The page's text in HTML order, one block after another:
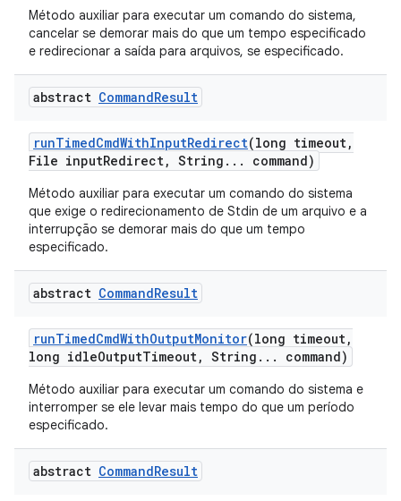
Método auxiliar para executar um comando do sistema,
cancelar se demorar mais do que um tempo especificado
e redirecionar a saída para arquivos, se especificado.
abstract CommandResult
runTimedCmdWithInputRedirect(long timeout,
File inputRedirect, String . . . command)
Método auxiliar para executar um comando do sistema
que exige o redirecionamento de Stdin de um arquivo e a
interrupção se demorar mais do que um tempo
especificado.
abstract CommandResult
runTimedCmdWithOutputMonitor(long timeout,
long idleOutputTimeout, String . . . command)
Método auxiliar para executar um comando do sistema e
interromper se ele levar mais tempo do que um período
especificado.
abstract CommandResult